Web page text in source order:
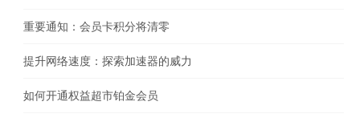
重要通知：会员卡积分将清零
提升网络速度：探索加速器的威力
如何开通权益超市铂金会员